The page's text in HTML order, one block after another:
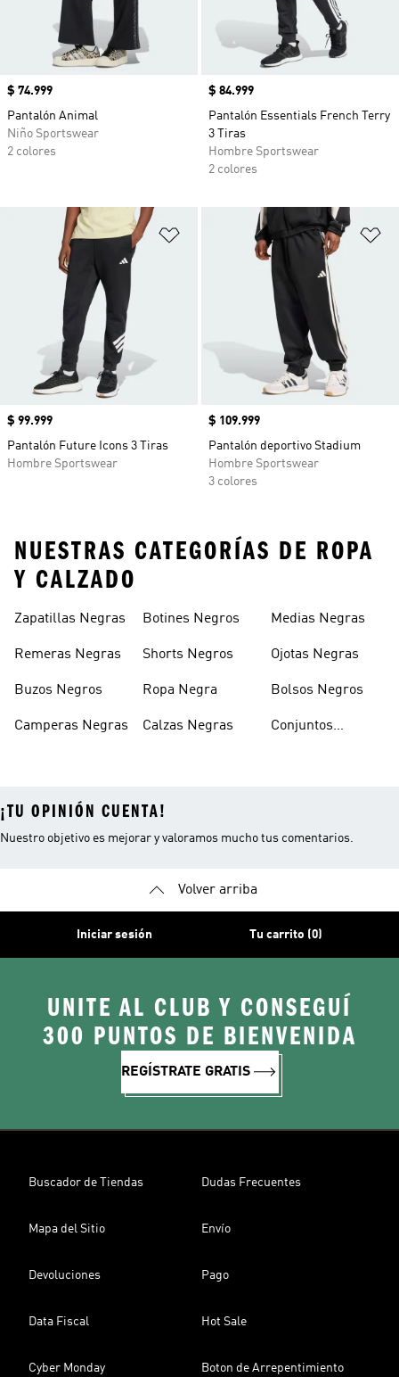
Precio
$ 74.999
Pantalón Animal
Niño Sportswear
2 colores
Precio
$ 84.999
Pantalón Essentials French Terry
3 Tiras
Hombre Sportswear
2 colores
Añadir a la lista de deseos
Precio
$ 99.999
Pantalón Future Icons 3 Tiras
Hombre Sportswear
Precio
$ 109.999
Pantalón deportivo Stadium
Hombre Sportswear
3 colores
NUESTRAS CATEGORÍAS DE ROPA
Y CALZADO
Zapatillas Negras
Remeras Negras
Buzos Negros
Camperas Negras
Botines Negros
Shorts Negros
Ropa Negra
Calzas Negras
Medias Negras
Ojotas Negras
Bolsos Negros
Conjuntos
¡TU OPINIÓN CUENTA!
Nuestro objetivo es mejorar y valoramos mucho tus comentarios.
Volver arriba
Iniciar sesión Tu carrito (0)
UNITE AL CLUB Y CONSEGUÍ
300 PUNTOS DE BIENVENIDA
REGÍSTRATE GRATIS
Buscador de Tiendas Dudas Frecuentes
Mapa del Sitio Envío
Devoluciones Pago
Data Fiscal Hot Sale
Cyber Monday Boton de Arrepentimiento